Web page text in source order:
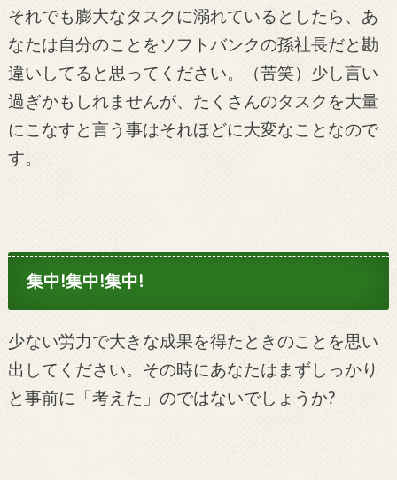
それでも膨大なタスクに溺れているとしたら、あ
なたは自分のことをソフトバンクの孫社長だと勘
違いしてると思ってください。（苦笑）少し言い
過ぎかもしれませんが、たくさんのタスクを大量
にこなすと言う事はそれほどに大変なことなので
す。
集中!集中!集中!
少ない労力で大きな成果を得たときのことを思い
出してください。その時にあなたはまずしっかり
と事前に「考えた」のではないでしょうか?